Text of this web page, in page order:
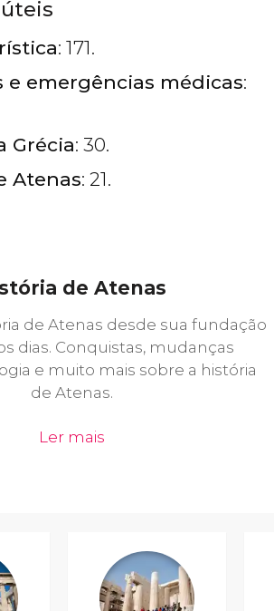
: 171.
e emergências médicas:
Grécia: 30.
Atenas: 21.
de Atenas
de Atenas desde sua fundação
dias. Conquistas, mudanças
e muito mais sobre a história
de Atenas.
Ler mais